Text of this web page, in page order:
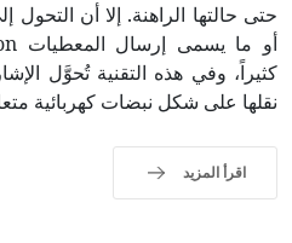
حتى حالتها الراهنة. إلا أن
كثيراً، وفي هذه التقنية تُحوَّل
نقلها على شكل نبضات كهربائية
اقرأ المزيد